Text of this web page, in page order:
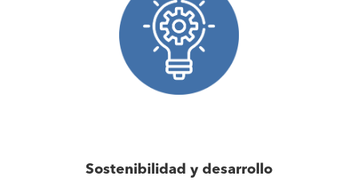
Sostenibilidad y desarrollo